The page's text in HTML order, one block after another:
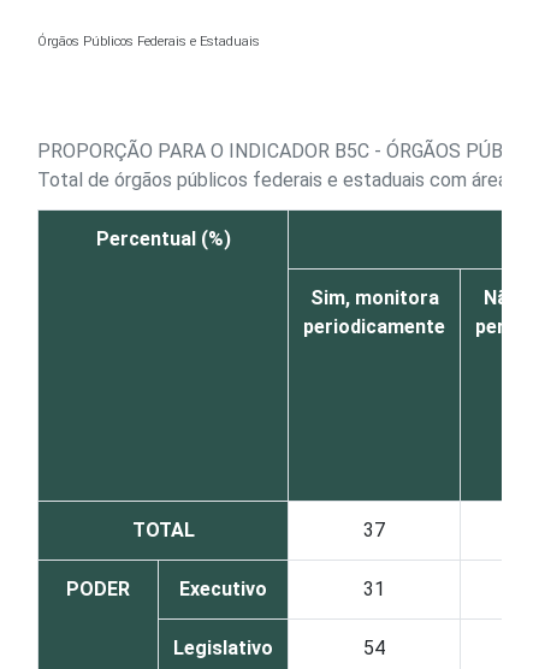
Órgãos Públicos Federais e Estaduais
PROPORÇÃO PARA O INDICADOR B5C - ÓRGÃOS
Total de órgãos públicos federais e estaduais com área
Percentual (%)
Sim, monitora
periodicamente
Não
TOTAL 37
PODER Executivo 31
Legislativo 54